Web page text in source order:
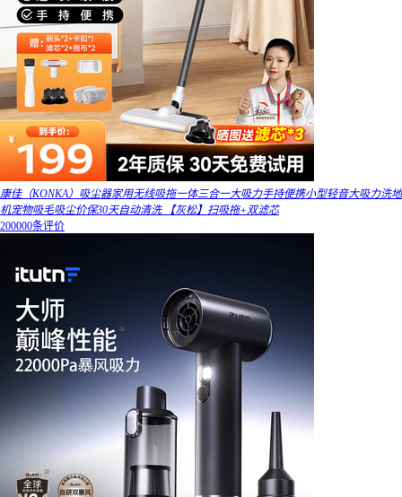
康佳（KONKA）吸尘器家用无线吸拖一体三合一大吸力手持便携小型轻音大吸力洗地
机宠物吸毛吸尘价保30天自动清洗 【灰松】扫吸拖+双滤芯
200000条评价